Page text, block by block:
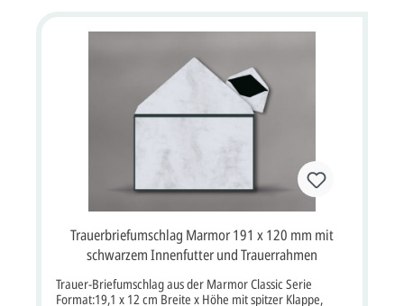
Trauerbriefumschlag Marmor 191 x 120 mm mit
schwarzem Innenfutter und Trauerrahmen
Trauer-Briefumschlag aus der Marmor Classic Serie
Format:19,1 x 12 cm Breite x Höhe mit spitzer Klappe,